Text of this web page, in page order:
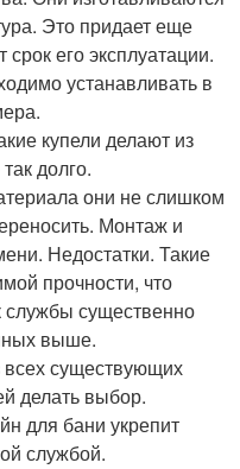
Это придает еще
его эксплуатации.
устанавливать в
купели делают из
долго.
они не слишком
Монтаж и
Недостатки. Такие
прочности, что
службы существенно
выше.
существующих
делать выбор.
для бани укрепит
службой.